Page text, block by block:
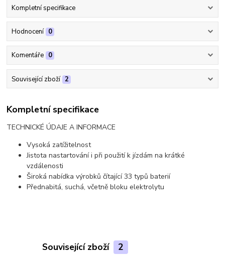
Kompletní specifikace
Hodnocení 0
Komentáře 0
Související zboží 2
Kompletní specifikace
TECHNICKÉ ÚDAJE A INFORMACE
Vysoká zatížitelnost
Jistota nastartování i při použití k jízdám na krátké
vzdálenosti
Široká nabídka výrobků čítající 33 typů baterií
Přednabitá, suchá, včetně bloku elektrolytu
Související zboží 2